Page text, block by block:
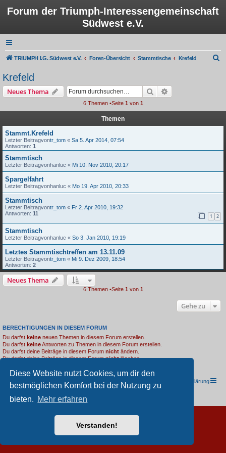
Diese Website nutzt Cookies, um dir den
bestmöglichen Komfort bei der Nutzung zu
bieten. Mehr erfahren
Verstanden!
Forum der Triumph-Interessengemeinschaft
Südwest e.V.
TRIUMPH I.G. Südwest e.V. Foren-Übersicht Stammtische Krefeld
Krefeld
Neues Thema Suche
6 Themen •Seite 1 von 1
Themen
Stammt.Krefeld
Letzter Beitragvontr_tom « Sa 5. Apr 2014, 07:54
Antworten: 1
Stammtisch
Letzter Beitragvonhanluc « Mi 10. Nov 2010, 20:17
Spargelfahrt
Letzter Beitragvonhanluc « Mo 19. Apr 2010, 20:33
Stammtisch
Letzter Beitragvontr_tom « Fr 2. Apr 2010, 19:32
Antworten: 11 1 2
Stammtisch
Letzter Beitragvonhanluc « So 3. Jan 2010, 19:19
Letztes Stammtischtreffen am 13.11.09
Letzter Beitragvontr_tom « Mi 9. Dez 2009, 18:54
Antworten: 2
Neues Thema
6 Themen •Seite 1 von 1
Gehe zu
BERECHTIGUNGEN IN DIESEM FORUM
Du darfst keine neuen Themen in diesem Forum erstellen.
Du darfst keineAntworten zu Themen in diesem Forum erstellen.
Du darfst deine Beiträge in diesem Forum nicht ändern.
Du darfst deine Beiträge in diesem Forumnichtlöschen.
TRIUMPH I.G. Südwest e.V. Foren-Übersicht Datenschutzerklärung
Powered by
Deutsche Übersetzung durch